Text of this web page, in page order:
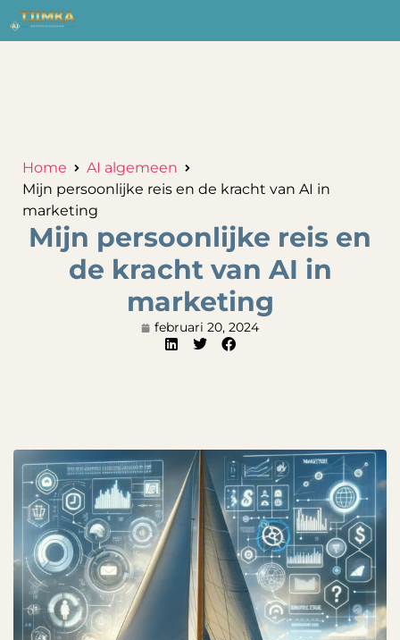
Home
AI algemeen
Mijn persoonlijke reis en de kracht van AI in
marketing
Mijn persoonlijke reis en
de kracht van AI in
marketing
februari 20, 2024